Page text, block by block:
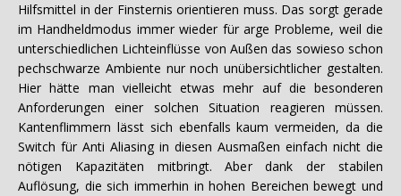
Hilfsmittel in der Finsternis orientieren muss. Das sorgt gerade
im Handheldmodus immer wieder für arge Probleme, weil die
unterschiedlichen Lichteinflüsse von Außen das sowieso schon
pechschwarze Ambiente nur noch unübersichtlicher gestalten.
Hier hätte man vielleicht etwas mehr auf die besonderen
Anforderungen einer solchen Situation reagieren müssen.
Kantenflimmern lässt sich ebenfalls kaum vermeiden, da die
Switch für Anti Aliasing in diesen Ausmaßen einfach nicht die
nötigen Kapazitäten mitbringt. Aber dank der stabilen
Auflösung, die sich immerhin in hohen Bereichen bewegt und